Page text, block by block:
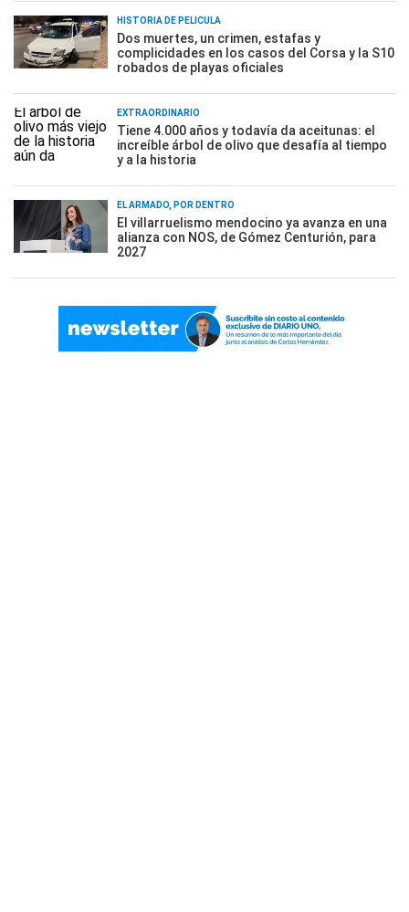
HISTORIA DE PELÍCULA
Dos muertes, un crimen, estafas y
complicidades en los casos del Corsa y la S10
robados de playas oficiales
EXTRAORDINARIO
Tiene 4.000 años y todavía da aceitunas: el
increíble árbol de olivo que desafía al tiempo
y a la historia
EL ARMADO, POR DENTRO
El villarruelismo mendocino ya avanza en una
alianza con NOS, de Gómez Centurión, para
2027